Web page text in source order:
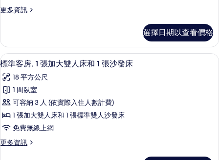
張
大
雙
人
床,
無
障
礙
的
所
更多資訊
更
客
房,
1
加
大
雙
人
床,
無
障
礙
選擇日期以查看價格
顯
示
標
準
客
房,
張
標準客房, 1 張加大雙人床和 1 張沙發
15
標準客房, 1 張加大雙人床和 1 張沙發床
18 平方公尺
1 間臥室
可容納 3 人 (依實際入住人數計費)
1 張加大雙人床和 1 張標準雙人沙發床
免費無線上網
更多資訊
更